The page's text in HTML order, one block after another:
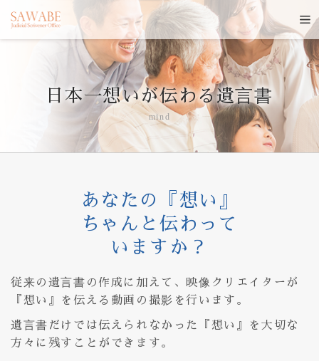
日本一想いが伝わる遺言書
mind
あなたの『想い』
ちゃんと伝わって
いますか？
従来の遺言書の作成に加えて、映像クリエイターが
『想い』を伝える動画の撮影を行います。
遺言書だけでは伝えられなかった『想い』を大切な
方々に残すことができます。